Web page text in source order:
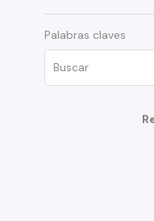
Auris
FJ Cruiser
Land Cruiser
Palabras claves